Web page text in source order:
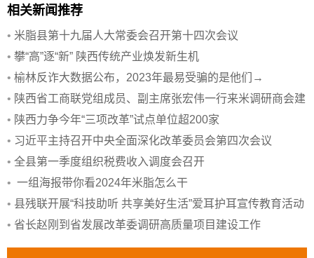
相关新闻推荐
• 米脂县第十九届人大常委会召开第十四次会议
• 攀“高”逐“新” 陕西传统产业焕发新生机
• 榆林反诈大数据公布，2023年最易受骗的是他们→
• 陕西省工商联党组成员、副主席张宏伟一行来米调研商会建
设
• 陕西力争今年“三项改革”试点单位超200家
• 习近平主持召开中央全面深化改革委员会第四次会议
• 全县第一季度组织税费收入调度会召开
• 一组海报带你看2024年米脂怎么干
• 县残联开展“科技助听 共享美好生活”爱耳护耳宣传教育活动
• 省长赵刚到省发展改革委调研高质量项目建设工作